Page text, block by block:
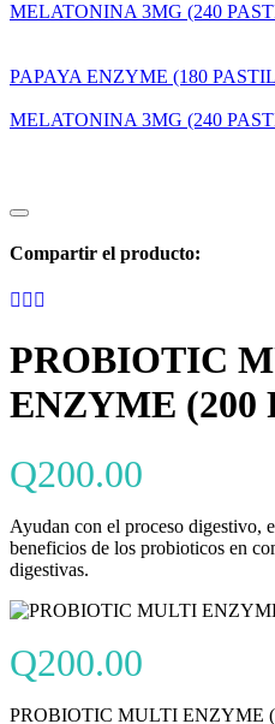
MELATONINA 3MG (240
PAPAYA ENZYME (180
MELATONINA 3MG (240
Compartir el producto:
PROBIOTIC
ENZYME (200
Q200.00
Ayudan con el proceso digestivo,
beneficios de los probioticos en
digestivas.
Q200.00
PROBIOTIC MULTI ENZYME